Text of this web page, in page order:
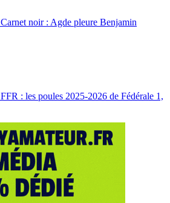
Carnet noir : Agde pleure Benjamin
FFR : les poules 2025-2026 de Fédérale 1,